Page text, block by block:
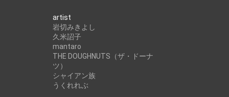
artist
岩切みきよし
久米詔子
mantaro
THE DOUGHNUTS（ザ・ドーナ
ツ）
シャイアン族
うくれれぶ